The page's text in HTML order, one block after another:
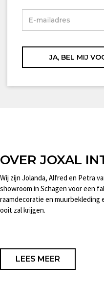
OVER JOXAL
Wij zijn Jolanda, Alfred en Petra
showroom in Schagen voor een
raamdecoratie en
ooit zal krijgen.
LEES MEER